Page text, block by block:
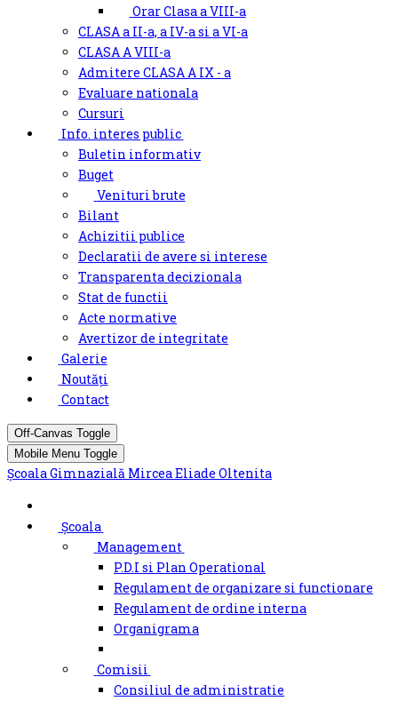
Orar Clasa a VIII-a
CLASA a II-a, a IV-a si a VI-a
CLASA A VIII-a
Admitere CLASA A IX - a
Evaluare nationala
Cursuri
Info. interes public
Buletin informativ
Buget
Venituri brute
Bilant
Achizitii publice
Declaratii de avere si interese
Transparenta decizionala
Stat de functii
Acte normative
Avertizor de integritate
Galerie
Noutăți
Contact
Off-Canvas Toggle
Mobile Menu Toggle
Școala Gimnazială Mircea Eliade Oltenita
Școala
Management
P.D.I si Plan Operational
Regulament de organizare si functionare
Regulament de ordine interna
Organigrama
Comisii
Consiliul de administratie